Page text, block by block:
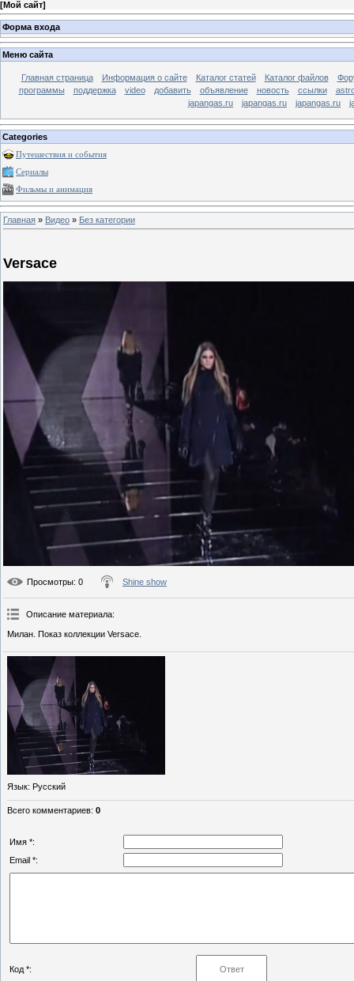
[Мой сайт]
Форма входа
Меню сайта
Главная страница Информация о сайте Каталог статей Каталог файлов
программы
поддержка video добавить объявление новость ссылки
japangas.ru
japangas.ru japangas.ru
Categories
Путешествия и события
Сериалы
Фильмы и анимация
Главная » Видео » Без категории
Versace
Просмотры: 0 Shine show
Описание материала:
Милан. Показ коллекции Versace.
Язык: Русский
Всего комментариев: 0
Имя *:
Email *:
Код *: